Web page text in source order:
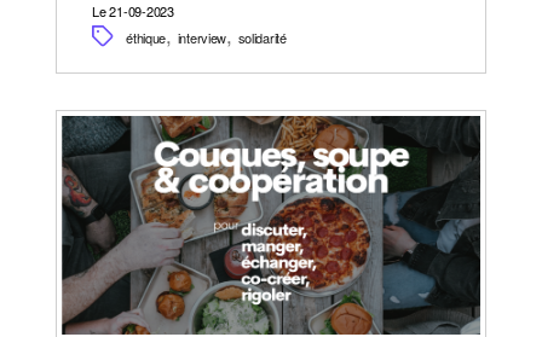
Le 21-09-2023
éthique, interview, solidarité